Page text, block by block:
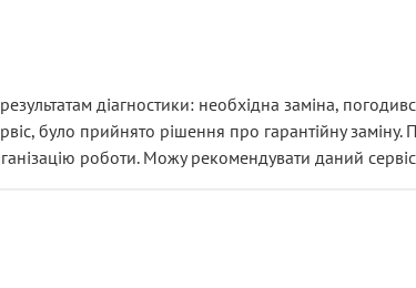
діагностики: необхідна заміна,
було прийнято рішення про гарантійну
роботи. Можу рекомендувати даний